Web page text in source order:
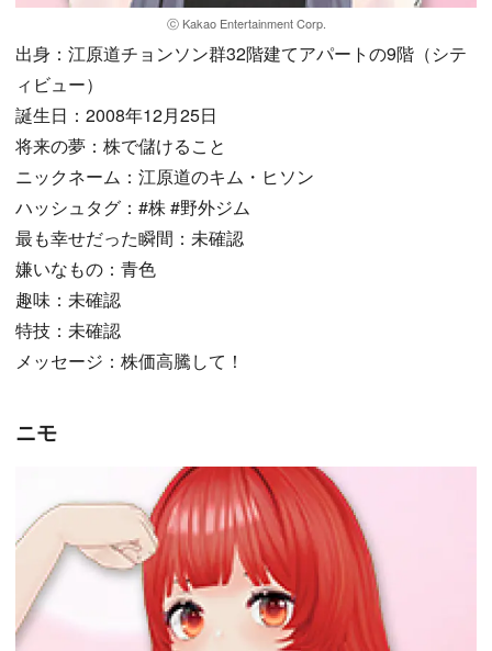
ⓒ Kakao Entertainment Corp.
出身：江原道チョンソン群32階建てアパートの9階（シテ
ィビュー）
誕生日：2008年12月25日
将来の夢：株で儲けること
ニックネーム：江原道のキム・ヒソン
ハッシュタグ：#株 #野外ジム
最も幸せだった瞬間：未確認
嫌いなもの：青色
趣味：未確認
特技：未確認
メッセージ：株価高騰して！
ニモ